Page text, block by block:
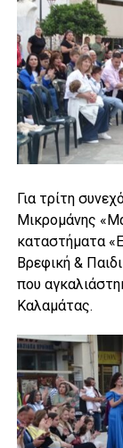
Για τρίτη
Μικρομάνης
καταστήματα
Βρεφική &
που
Καλαμάτας.